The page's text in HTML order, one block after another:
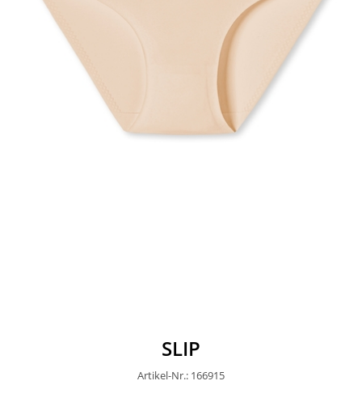
SLIP
Artikel-Nr.: 166915